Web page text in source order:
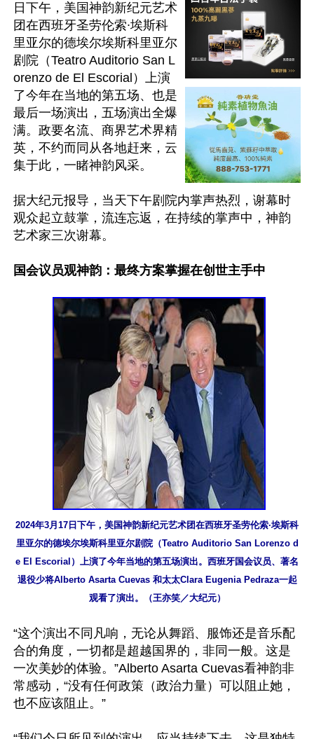
日下午，美国神韵新纪元艺术
团在西班牙圣劳伦索∙埃斯科
里亚尔的德埃尔埃斯科里亚尔
剧院（Teatro Auditorio San L
orenzo de El Escorial）上演
了今年在当地的第五场、也是
最后一场演出，五场演出全爆
满。政要名流、商界艺术界精
英，不约而同从各地赶来，云
集于此，一睹神韵风采。
据大纪元报导，当天下午剧院内掌声热烈，谢幕时
观众起立鼓掌，流连忘返，在持续的掌声中，神韵
艺术家三次谢幕。
国会议员观神韵：最终方案掌握在创世主手中
2024年3月17日下午，美国神韵新纪元艺术团在西班牙圣劳伦索∙埃斯科
里亚尔的德埃尔埃斯科里亚尔剧院（Teatro Auditorio San Lorenzo d
e El Escorial）上演了今年当地的第五场演出。西班牙国会议员、著名
退役少将Alberto Asarta Cuevas 和太太Clara Eugenia Pedraza一起
观看了演出。（王亦笑／大纪元）
“这个演出不同凡响，无论从舞蹈、服饰还是音乐配
合的角度，一切都是超越国界的，非同一般。这是
一次美妙的体验。”Alberto Asarta Cuevas看神韵非
常感动，“没有任何政策（政治力量）可以阻止她，
也不应该阻止。”